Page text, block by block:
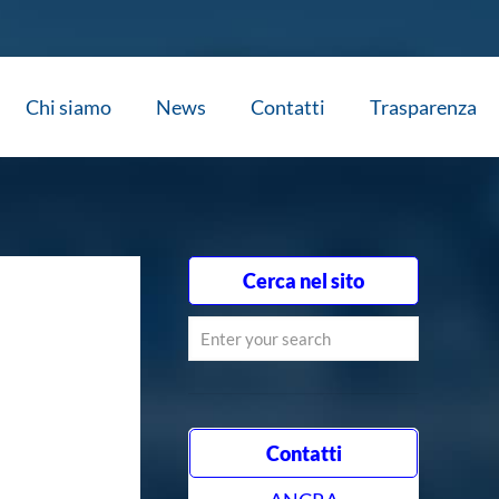
Chi siamo News Contatti Trasparenza
Cerca nel sito
Contatti